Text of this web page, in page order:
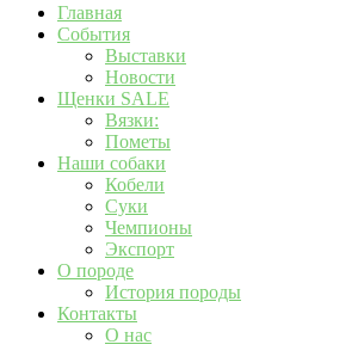
Главная
События
Выставки
Новости
Щенки SALE
Вязки:
Пометы
Наши собаки
Кобели
Суки
Чемпионы
Экспорт
О породе
История породы
Контакты
О нас